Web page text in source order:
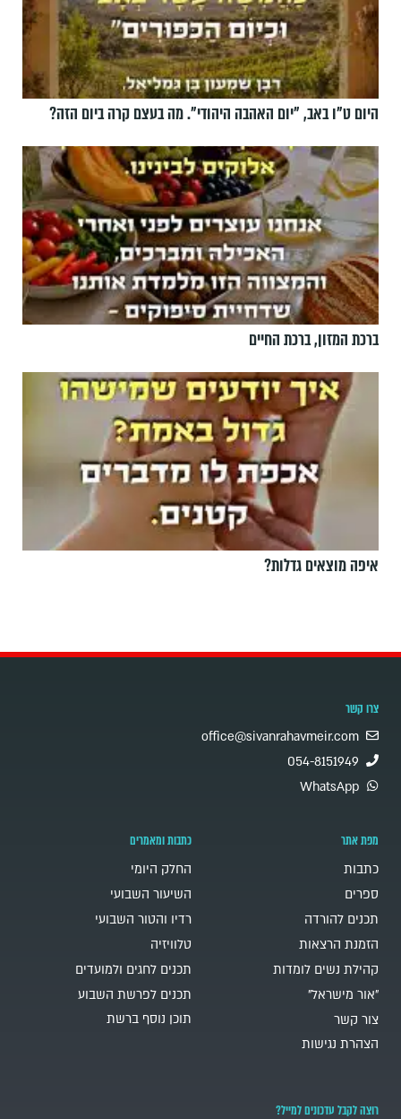
היום ט"ו באב, ”יום האהבה היהודי". מה בעצם קרה ביום הזה?
ברכת המזון, ברכת החיים
איפה מוצאים גדלות?
צרו קשר
office@sivanrahavmeir.com
054-8151949
WhatsApp
מפת אתר
כתבות
ספרים
תכנים להורדה
הזמנת הרצאות
קהילת נשים לומדות
"אור מישראל"
צור קשר
הצהרת נגישות
כתבות ומאמרים
החלק היומי
השיעור השבועי
רדיו והטור השבועי
טלוויזיה
תכנים לחגים ולמועדים
תכנים לפרשת השבוע
תוכן נוסף ברשת
רוצה לקבל עדכונים למייל?